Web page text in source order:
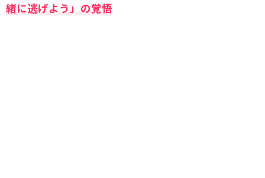
緒に逃げよう」の覚悟